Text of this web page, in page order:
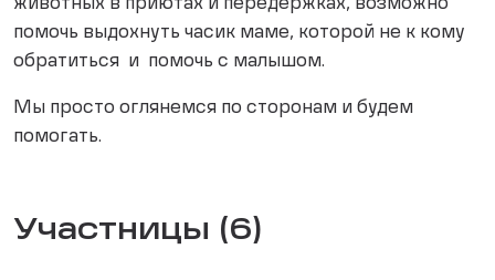
животных в приютах и передержках, возможно
помочь выдохнуть часик маме, которой не к кому
обратиться и помочь с малышом.
Мы просто оглянемся по сторонам и будем
помогать.
Участницы (6)